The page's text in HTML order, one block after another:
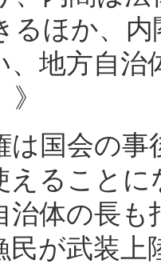
るほか、
、地方自
国会の事
えること
治体の長
民が武装